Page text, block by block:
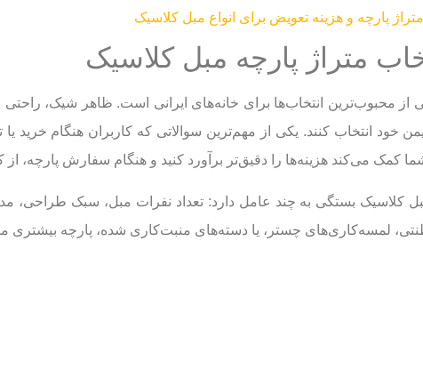
پارچه و هزینه تعویض برای انواع مبل کلاسیک
پارچه برای مبل کلاسیک
به اشتراک بگذارید
لغو پاسخ
به سبک فرانسوی؛ رازهای یک چیدمان شیک
سقف و راهکارهای افزایش جذابیت فضای داخلی منزل شما
اتاق خواب عروس به همراه 5 نکته مهم
متراژ پارچه مبل کلاسیک
از محبوب‌ترین انتخاب‌ها برای خانه‌های ایرانی است. ظاهر شیک،
خود انتخاب کنند. یکی از مهم‌ترین سوالاتی که کاربران هنگام
کمک می‌کند هزینه‌ها را دقیق‌تر برآورد کنید و هنگام سفارش پارچه، از
کلاسیک بستگی به چند عامل دارد: تعداد نفرات مبل، سبک
لمسه‌کاری‌های چستر، یا دسته‌های منبت‌کاری شده، پارچه